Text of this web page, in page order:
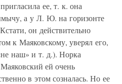
ее, т. к. она
а у Л. Ю. на горизонте
он действительно
к Маяковскому, уверял его,
наш» и т. д.). Норка
ей очень
в этом созналась. Но ее